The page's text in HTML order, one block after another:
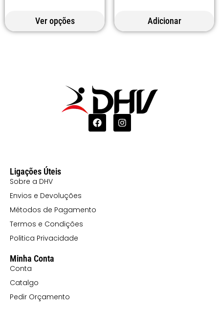
Ver opções Adicionar
Ligações Úteis
Sobre a DHV
Envios e Devoluções
Métodos de Pagamento
Termos e Condições
Politica Privacidade
Minha Conta
Conta
Catalgo
Pedir Orçamento